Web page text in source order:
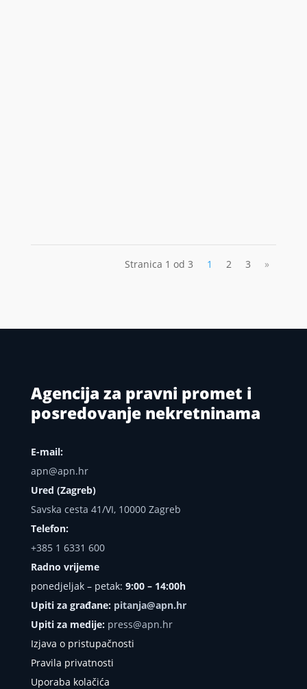
Stranica 1 od 3 1 2 3 »
Agencija za pravni promet i
posredovanje nekretninama
E-mail:
apn@apn.hr
Ured (Zagreb)
Savska cesta 41/VI, 10000 Zagreb
Telefon:
+385 1 6331 600
Radno vrijeme
ponedjeljak – petak: 9:00 – 14:00h
Upiti za građane: pitanja@apn.hr
Upiti za medije: press@apn.hr
Izjava o pristupačnosti
Pravila privatnosti
Uporaba kolačića